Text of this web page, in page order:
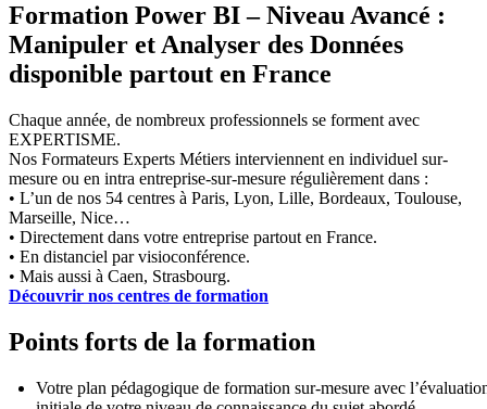
Formation Power BI – Niveau Avancé :
Manipuler et Analyser des Données
disponible partout en France
Chaque année, de nombreux professionnels se forment avec
EXPERTISME.
Nos Formateurs Experts Métiers interviennent en individuel sur-
mesure ou en intra entreprise-sur-mesure régulièrement dans :
• L’un de nos 54 centres à Paris, Lyon, Lille, Bordeaux, Toulouse,
Marseille, Nice…
• Directement dans votre entreprise partout en France.
• En distanciel par visioconférence.
• Mais aussi à Caen, Strasbourg.
Découvrir nos centres de formation
Points forts de la formation
Votre plan pédagogique de formation sur-mesure avec